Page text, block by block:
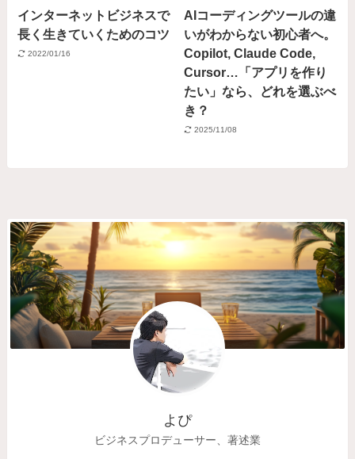
インターネットビジネスで
長く生きていくためのコツ
2022/01/16
AIコーディングツールの違
いがわからない初心者へ。
Copilot, Claude Code,
Cursor…「アプリを作り
たい」なら、どれを選ぶべ
き？
2025/11/08
よぴ
ビジネスプロデューサー、著述業